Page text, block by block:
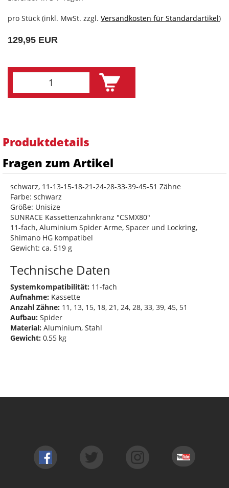
pro Stück (inkl. MwSt. zzgl. Versandkosten für Standardartikel)
129,95 EUR
Produktdetails
Fragen zum Artikel
schwarz, 11-13-15-18-21-24-28-33-39-45-51 Zähne
Farbe: schwarz
Größe: Unisize
SUNRACE Kassettenzahnkranz "CSMX80"
11-fach, Aluminium Spider Arme, Spacer und Lockring,
Shimano HG kompatibel
Gewicht: ca. 519 g
Technische Daten
Systemkompatibilität: 11-fach
Aufnahme: Kassette
Anzahl Zähne: 11, 13, 15, 18, 21, 24, 28, 33, 39, 45, 51
Aufbau: Spider
Material: Aluminium, Stahl
Gewicht: 0,55 kg